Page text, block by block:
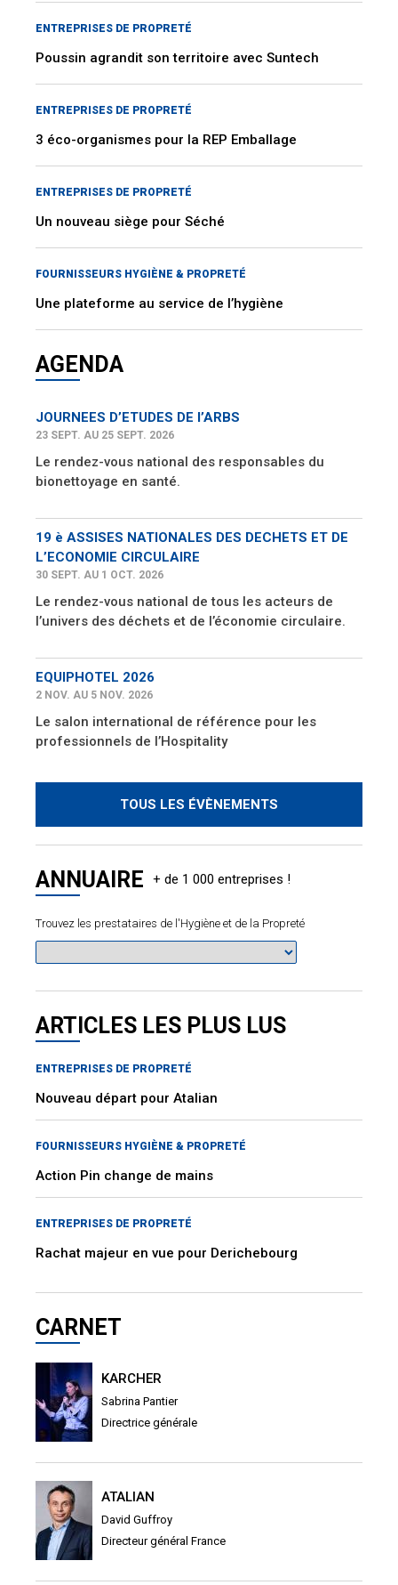
ENTREPRISES DE PROPRETÉ
Poussin agrandit son territoire avec Suntech
ENTREPRISES DE PROPRETÉ
3 éco-organismes pour la REP Emballage
ENTREPRISES DE PROPRETÉ
Un nouveau siège pour Séché
FOURNISSEURS HYGIÈNE & PROPRETÉ
Une plateforme au service de l’hygiène
AGENDA
JOURNEES D’ETUDES DE l’ARBS
23 SEPT. AU 25 SEPT. 2026
Le rendez-vous national des responsables du
bionettoyage en santé.
19 è ASSISES NATIONALES DES DECHETS ET DE
L’ECONOMIE CIRCULAIRE
30 SEPT. AU 1 OCT. 2026
Le rendez-vous national de tous les acteurs de
l’univers des déchets et de l’économie circulaire.
EQUIPHOTEL 2026
2 NOV. AU 5 NOV. 2026
Le salon international de référence pour les
professionnels de l’Hospitality
TOUS LES ÉVÈNEMENTS
ANNUAIRE
Trouvez les prestataires de l'Hygiène et de la Propreté
ARTICLES LES PLUS LUS
ENTREPRISES DE PROPRETÉ
Nouveau départ pour Atalian
FOURNISSEURS HYGIÈNE & PROPRETÉ
Action Pin change de mains
ENTREPRISES DE PROPRETÉ
Rachat majeur en vue pour Derichebourg
CARNET
KARCHER
Sabrina Pantier
Directrice générale
ATALIAN
David Guffroy
Directeur général France